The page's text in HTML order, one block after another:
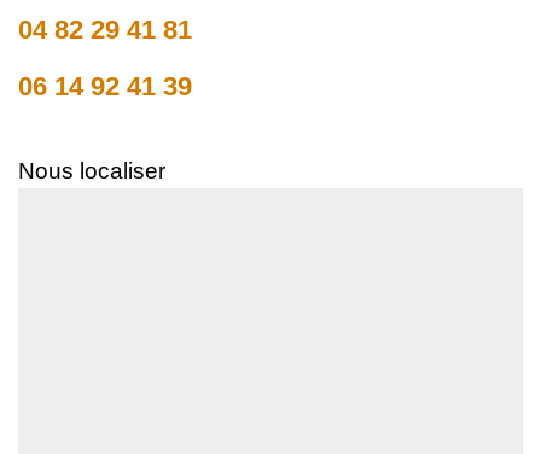
04 82 29 41 81
06 14 92 41 39
Nous localiser